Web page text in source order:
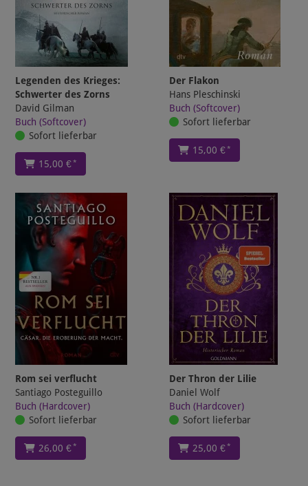
Legenden des Krieges:
Schwerter des Zorns
David Gilman
Buch (Softcover)
Sofort lieferbar
15,00 €*
Der Flakon
Hans Pleschinski
Buch (Softcover)
Sofort lieferbar
15,00 €*
Rom sei verflucht
Santiago Posteguillo
Buch (Hardcover)
Sofort lieferbar
26,00 €*
Der Thron der Lilie
Daniel Wolf
Buch (Hardcover)
Sofort lieferbar
25,00 €*